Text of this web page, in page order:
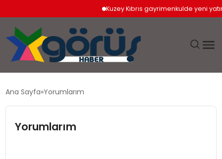
Kuzey Kıbrıs gayrimenkulde yeni
Ana Sayfa Yorumlarım
Yorumlarım